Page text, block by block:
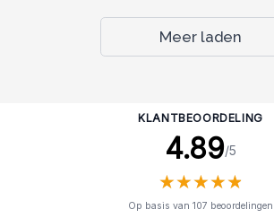
Meer laden
KLANTBEOORDELING
4.89/5
★★★★★
★★★★★
Op basis van 107 beoordelingen